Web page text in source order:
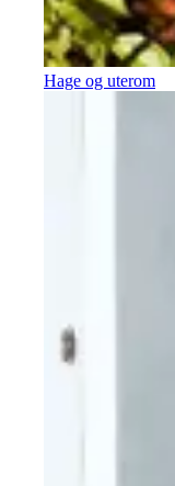
Hage og uterom